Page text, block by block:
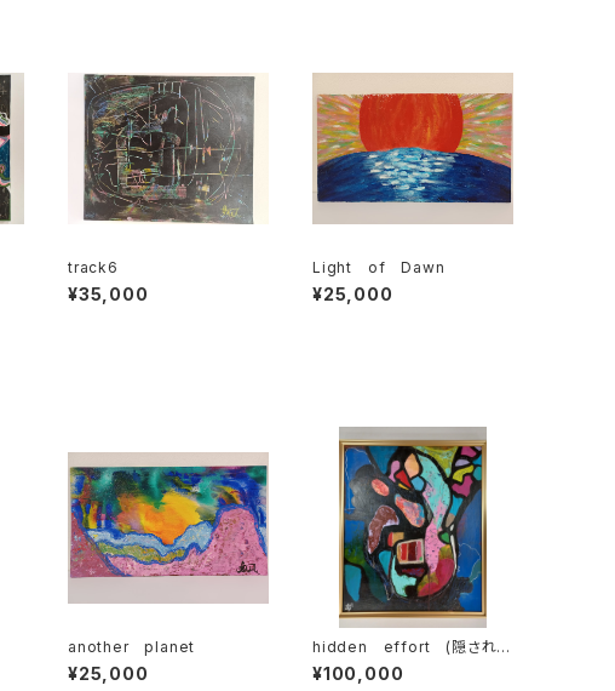
track6
¥35,000
Light of Dawn
¥25,000
another planet
¥25,000
hidden effort (隠された
努力)
¥100,000